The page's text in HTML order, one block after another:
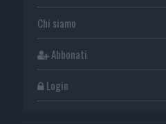
Chi siamo
Abbonati
Login